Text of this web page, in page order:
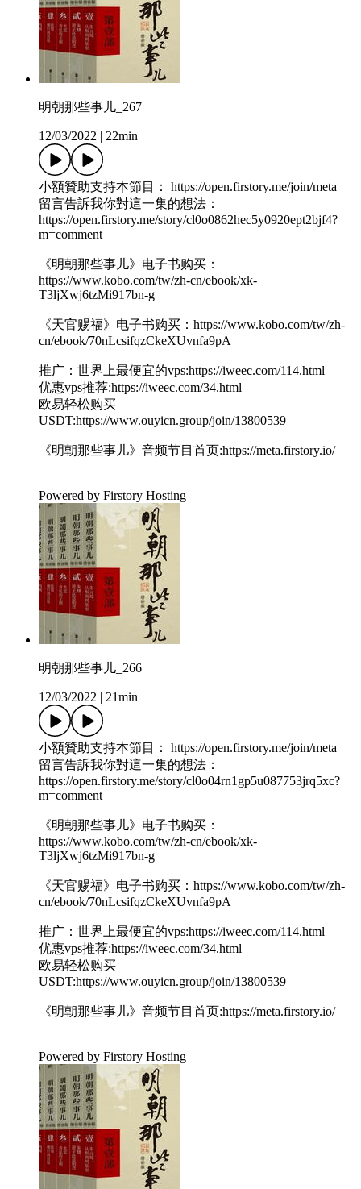
明朝那些事儿_267
12/03/2022 22min
小額贊助支持本節目： https://open.firstory.me/join/meta
留言告訴我你對這一集的想法：
https://open.firstory.me/story/cl0o0862hec5y0920ept2bjf4?
m=comment
《明朝那些事儿》电子书购买：
https://www.kobo.com/tw/zh-cn/ebook/xk-
T3ljXwj6tzMi917bn-g
《天官赐福》电子书购买：https://www.kobo.com/tw/zh-
cn/ebook/70nLcsifqzCkeXUvnfa9pA
推广：世界上最便宜的vps:https://iweec.com/114.html
优惠vps推荐:https://iweec.com/34.html
欧易轻松购买
USDT:https://www.ouyicn.group/join/13800539
《明朝那些事儿》音频节目首页:https://meta.firstory.io/
Powered by Firstory Hosting
明朝那些事儿_266
12/03/2022 21min
小額贊助支持本節目： https://open.firstory.me/join/meta
留言告訴我你對這一集的想法：
https://open.firstory.me/story/cl0o04rn1gp5u087753jrq5xc?
m=comment
《明朝那些事儿》电子书购买：
https://www.kobo.com/tw/zh-cn/ebook/xk-
T3ljXwj6tzMi917bn-g
《天官赐福》电子书购买：https://www.kobo.com/tw/zh-
cn/ebook/70nLcsifqzCkeXUvnfa9pA
推广：世界上最便宜的vps:https://iweec.com/114.html
优惠vps推荐:https://iweec.com/34.html
欧易轻松购买
USDT:https://www.ouyicn.group/join/13800539
《明朝那些事儿》音频节目首页:https://meta.firstory.io/
Powered by Firstory Hosting